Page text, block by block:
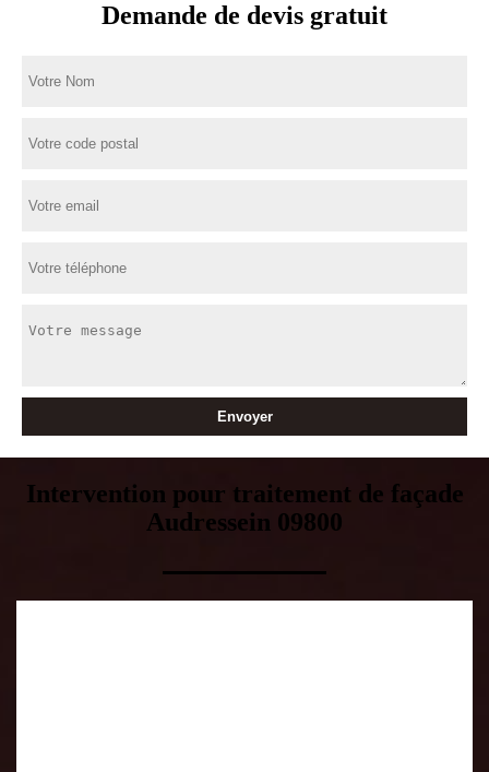
Demande de devis gratuit
Intervention pour traitement de façade
Audressein 09800